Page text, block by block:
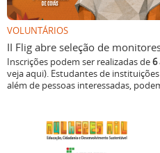
VOLUNTÁRIOS
II Flig abre seleção de
Inscrições podem ser realizadas de6
veja aqui). Estudantes de
além de pessoas interessadas,